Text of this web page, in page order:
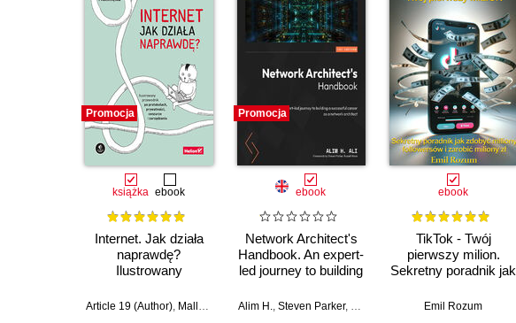
Promocja
książka ebook
Internet. Jak działa
naprawdę?
Ilustrowany
protokołach,
Article 19 (Author), Mallory Knodel (Contributor) ,Ulrike Uhlig i in.
Promocja
ebook
Network Architect's
Handbook. An expert-
led journey to building
as a network
Alim H., Steven Parker, Russell Ware
ebook
TikTok - Twój
pierwszy milion.
Sekretny poradnik jak
followersów i zarobić
Emil Rozum